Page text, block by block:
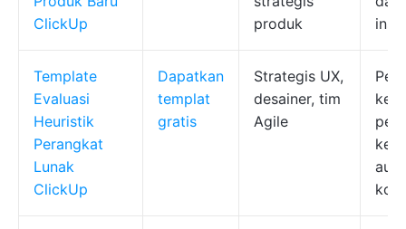
ClickUp
produk
Template
Evaluasi
Heuristik
Perangkat
Lunak
ClickUp
Dapatkan
templat
gratis
Strategis UX,
desainer, tim
Agile